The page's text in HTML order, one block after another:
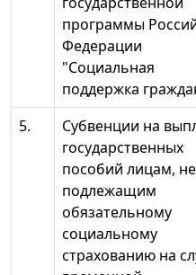
программы
Федерации
"Социальная
поддержка
5.
Субвенции на
государственных
пособий лицам, не
подлежащим
обязательному
социальному
страхованию на